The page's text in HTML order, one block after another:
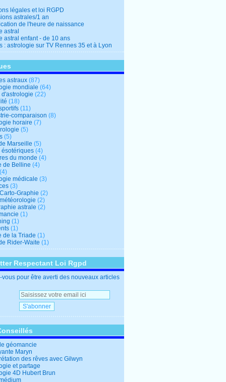
légales et loi RGPD
astrales/1 an
de l'heure de naissance
astral
astral enfant - de 10 ans
: astrologie sur TV Rennes 35 et à Lyon
astraux (87)
mondiale (64)
d'astrologie (22)
(18)
(11)
comparaison (8)
horaire (7)
(5)
(5)
Marseille (5)
ésotériques (4)
du monde (4)
de Belline (4)
médicale (3)
(3)
Graphie (2)
(2)
astrale (2)
(1)
(1)
(1)
de la Triade (1)
Rider-Waite (1)
Respectant Loi Rgpd
vous pour être averti des nouveaux articles
géomancie
Maryn
des rêves avec Gilwyn
et partage
4D Hubert Brun